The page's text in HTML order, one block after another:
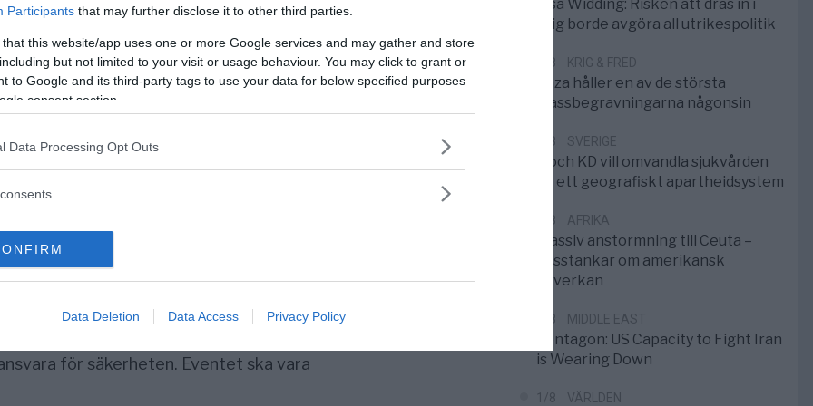
Participants that may further disclose it to other third parties.
that this website/app uses one or more Google services and may gather and store
but not limited to your visit or usage behaviour. You may click to grant or
to Google and its third-party tags to use your data for below specified purposes
consent section.
Data Processing Opt Outs
Data Deletion Data Access Privacy Policy
att det är nu det gäller. Alla måste
och stoppa vaccinpassen, vilka strider
nämner den ledarskapskonferens
jan). Den samlade 40 st ledargestalter
både vaccinerade och
med polisen ska göra
att det inte finns några restriktioner
på denna nivå. Winter föreslår att
som har en
för säkerheten. Eventet ska vara
Elsa Widding: Risken att dras in i
krig borde avgöra all utrikespolitik
5/8 KRIG & FRED
Gaza håller en av de största
massbegravningarna någonsin
5/8 SVERIGE
S och KD vill omvandla sjukvården
till ett geografiskt apartheidsystem
3/8 AFRIKA
Massiv anstormning till Ceuta –
Misstankar om amerikansk
påverkan
2/8 MIDDLE EAST
Pentagon: US Capacity to Fight Iran
is Wearing Down
1/8 VÄRLDEN